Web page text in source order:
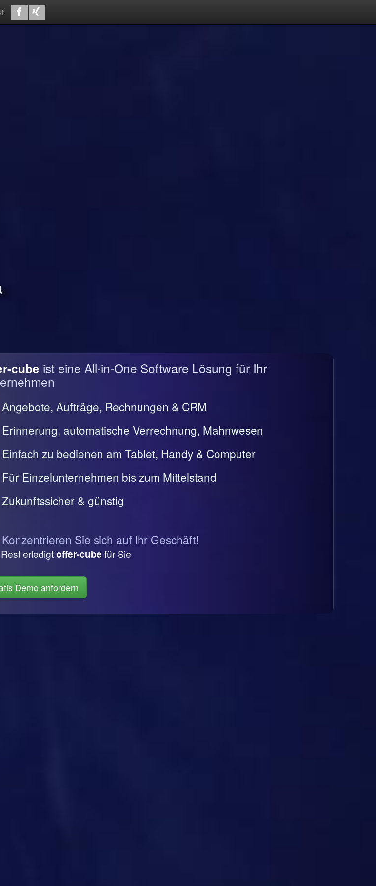
cube ist eine All-in-One Software Lösung für Ihr
Angebote, Aufträge, Rechnungen & CRM
Erinnerung, automatische Verrechnung, Mahnwesen
Einfach zu bedienen am Tablet, Handy & Computer
Für Einzelunternehmen bis zum Mittelstand
Zukunftssicher & günstig
Konzentrieren Sie sich auf Ihr Geschäft!
erledigtoffer-cube für Sie
Demo anfordern